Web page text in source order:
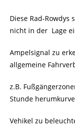
Diese Rad-
nicht in der Lage
Ampelsignal zu
allgemeine
z.B.
Stunde
Vehikel zu